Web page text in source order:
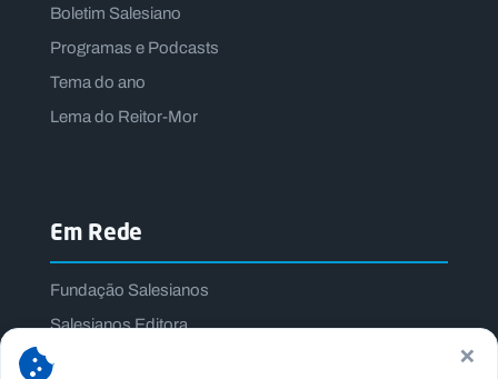
Boletim Salesiano
Programas e Podcasts
Tema do ano
Lema do Reitor-Mor
Em Rede
Fundação Salesianos
Salesianos Editora
Família Salesiana
×